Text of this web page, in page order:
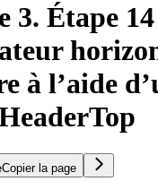
3. Étape
à l’aide
Copier la page